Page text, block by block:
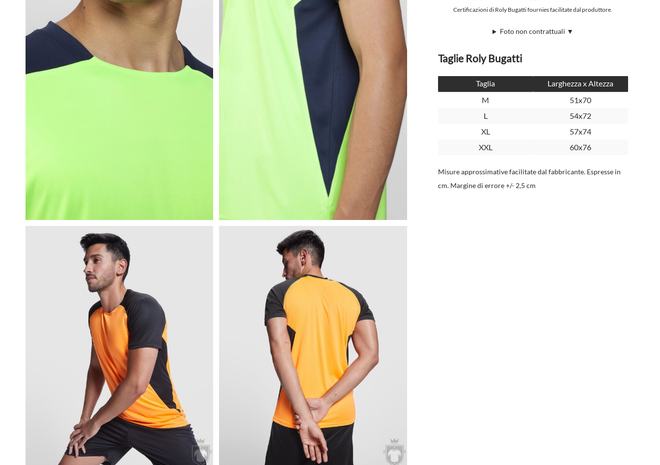
Certificazioni di Roly Bugatti fournies facilitate dal produttore.
Foto non contrattuali ▼
Taglie Roly Bugatti
Taglia
Larghezza x Altezza
M
51x70
L
54x72
XL
57x74
XXL
60x76
Misure approssimative facilitate dal fabbricante. Espresse in
cm. Margine di errore +/- 2,5 cm